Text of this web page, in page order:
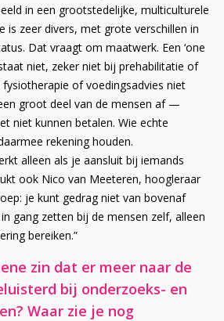
in een grootstedelijke, multiculturele
is zeer divers, met grote verschillen in
Dat vraagt om maatwerk. Een ‘one
niet, zeker niet bij prehabilitatie of
of voedingsadvies niet
groot deel van de mensen af —
niet kunnen betalen. Wie echte
rekening houden.
alleen als je aansluit bij iemands
ook Nico van Meeteren, hoogleraar
je kunt gedrag niet van bovenaf
gang zetten bij de mensen zelf, alleen
bereiken.”
zin dat er meer naar de
bij onderzoeks- en
Waar zie je nog